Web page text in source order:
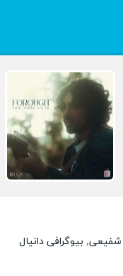
بیوگرافی دانیال